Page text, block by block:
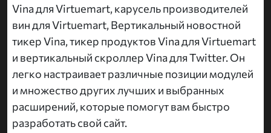
Vina для Virtuemart, карусель производителей
вин для Virtuemart, Вертикальный новостной
тикер Vina, тикер продуктов Vina для Virtuemart
и вертикальный скроллер Vina для Twitter. Он
легко настраивает различные позиции модулей
и множество других лучших и выбранных
расширений, которые помогут вам быстро
разработать свой сайт.